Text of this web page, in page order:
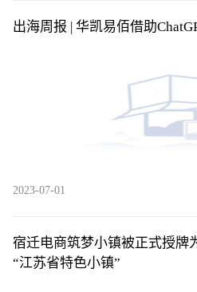
出海周报 | 华凯易佰借助
2023-07-01
宿迁电商筑梦小镇被正式授牌
“江苏省特色小镇”